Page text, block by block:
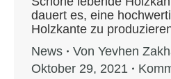
dauert es, eine
Holzkante zu
News
Von Yevhen
Oktober 29, 2021